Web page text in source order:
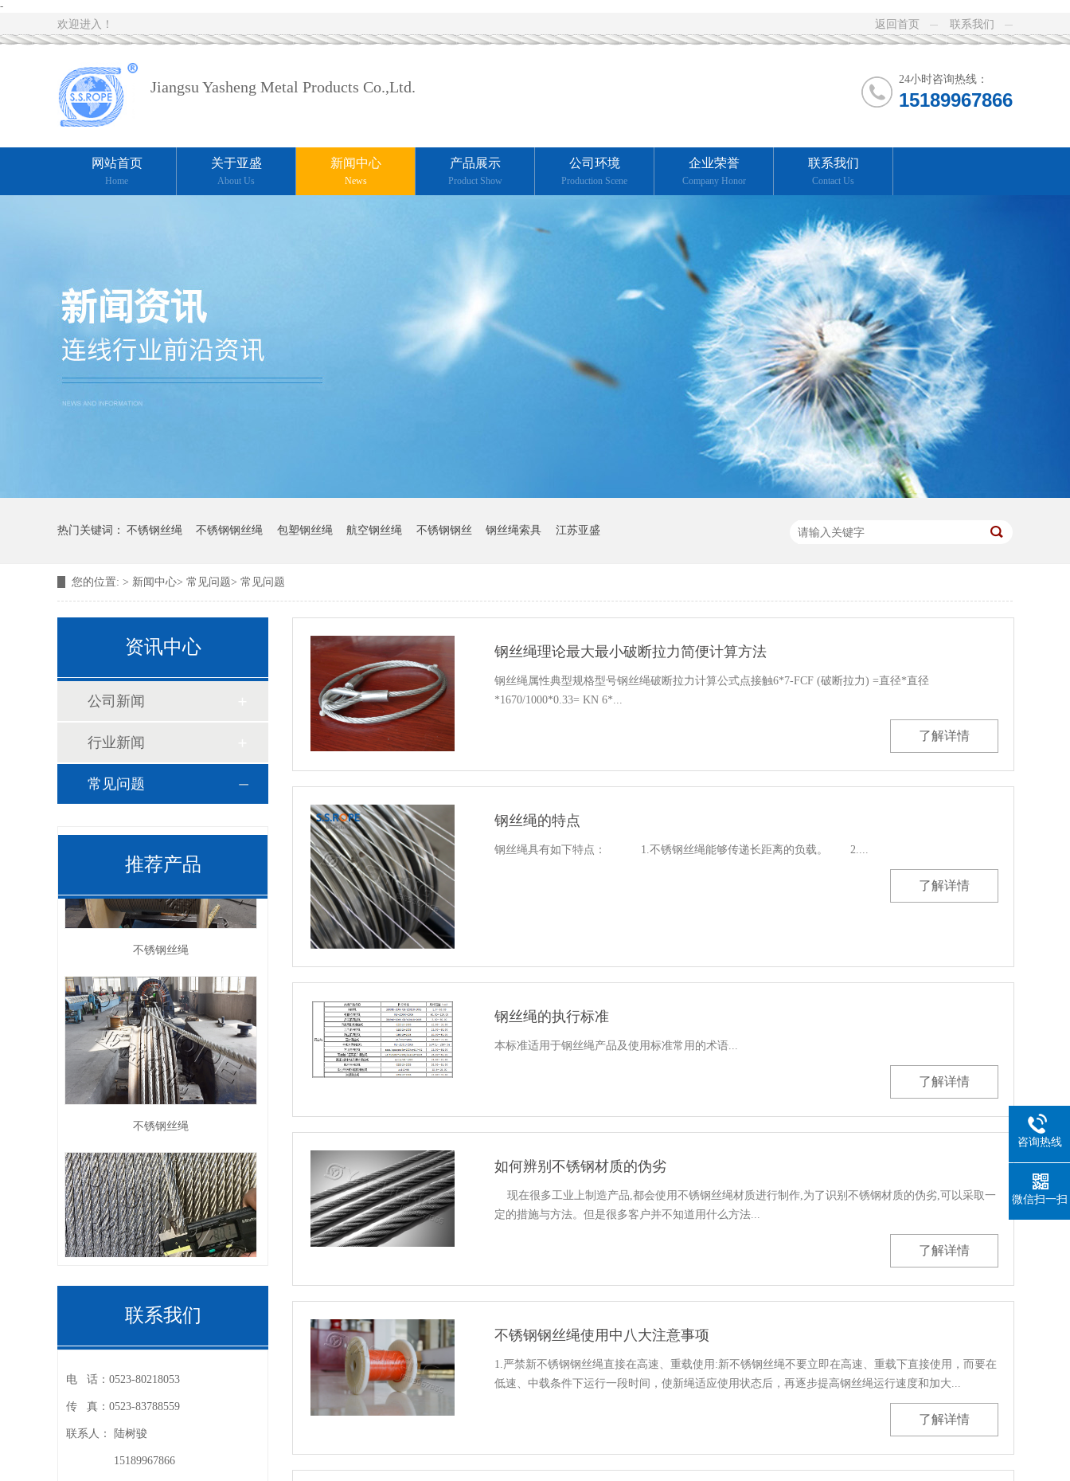
-
返回首页
联系我们
欢迎进入！
24小时咨询热线：
15189967866
Jiangsu Yasheng Metal Products Co.,Ltd.
网站首页
Home
关于亚盛
About Us
新闻中心
News
产品展示
Product Show
公司环境
Production Scene
企业荣誉
Company Honor
联系我们
Contact Us
热门关键词： 不锈钢丝绳 不锈钢钢丝绳 包塑钢丝绳 航空钢丝绳 不锈钢钢丝 钢丝绳索具 江苏亚盛
您的位置: > 新闻中心> 常见问题> 常见问题
资讯中心
公司新闻
行业新闻
常见问题
推荐产品
不锈钢丝绳
不锈钢丝绳
联系我们
电 话： 0523-80218053
传 真： 0523-83788559
联系人： 陆树骏
15189967866
钢丝绳理论最大最小破断拉力简便计算方法
钢丝绳属性典型规格型号钢丝绳破断拉力计算公式点接触6*7-FCF (破断拉力) =直径*直径
*1670/1000*0.33= KN 6*...
了解详情
钢丝绳的特点
钢丝绳具有如下特点： 1.不锈钢丝绳能够传递长距离的负载。 2....
了解详情
钢丝绳的执行标准
本标准适用于钢丝绳产品及使用标准常用的术语...
了解详情
如何辨别不锈钢材质的伪劣
现在很多工业上制造产品,都会使用不锈钢丝绳材质进行制作,为了识别不锈钢材质的伪劣,可以采取一
定的措施与方法。但是很多客户并不知道用什么方法...
了解详情
不锈钢钢丝绳使用中八大注意事项
1.严禁新不锈钢钢丝绳直接在高速、重载使用:新不锈钢丝绳不要立即在高速、重载下直接使用，而要在
低速、中载条件下运行一段时间，使新绳适应使用状态后，再逐步提高钢丝绳运行速度和加大...
了解详情
咨询热线
微信扫一扫